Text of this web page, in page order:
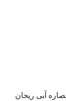
آبی ریحان